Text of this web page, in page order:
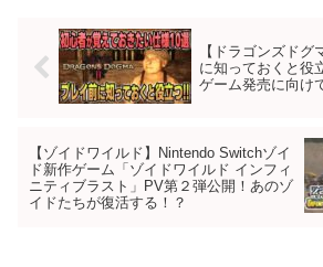
【ドラゴンズド
に知っておくと役
ゲーム発売に向け
【ゾイドワイルド】Nintendo Switchゾイ
ド新作ゲーム「ゾイドワイルド インフィ
ニティブラスト」PV第２弾公開！あのゾ
イドたちが復活する！？